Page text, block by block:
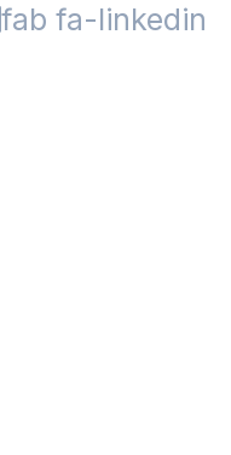
fab fa-linkedin